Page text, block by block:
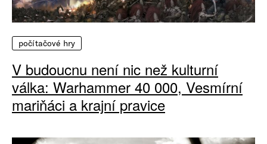
počítačové hry
V budoucnu není nic než kulturní
válka: Warhammer 40 000, Vesmírní
mariňáci a krajní pravice